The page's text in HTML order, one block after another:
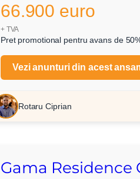
66.900 euro
+ TVA
Pret promotional pentru avans de
Vezi anunturi din acest
Rotaru Ciprian
Gama Residence